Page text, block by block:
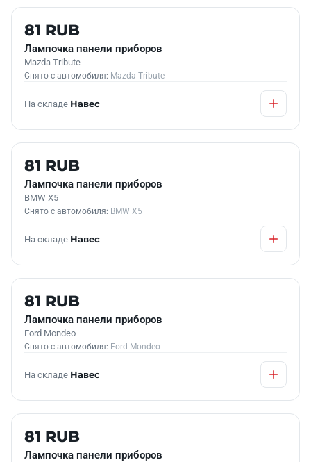
Б/У В НАЛИЧИИ
81 RUB
Лампочка панели приборов
Mazda Tribute
Снято с автомобиля: Mazda Tribute
На складе Навес
Б/У В НАЛИЧИИ
81 RUB
Лампочка панели приборов
BMW X5
Снято с автомобиля: BMW X5
На складе Навес
Б/У В НАЛИЧИИ
81 RUB
Лампочка панели приборов
Ford Mondeo
Снято с автомобиля: Ford Mondeo
На складе Навес
Б/У В НАЛИЧИИ
81 RUB
Лампочка панели приборов